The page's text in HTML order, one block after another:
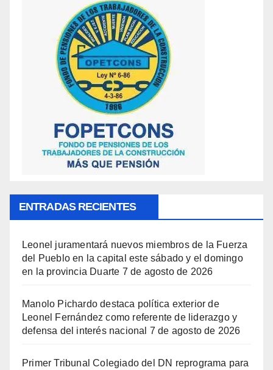
ENTRADAS RECIENTES
Leonel juramentará nuevos miembros de la Fuerza
del Pueblo en la capital este sábado y el domingo
en la provincia Duarte 7 de agosto de 2026
Manolo Pichardo destaca política exterior de
Leonel Fernández como referente de liderazgo y
defensa del interés nacional 7 de agosto de 2026
Primer Tribunal Colegiado del DN reprograma para